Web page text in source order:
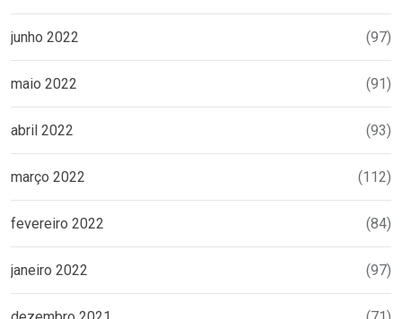
junho 2022 (97)
maio 2022 (91)
abril 2022 (93)
março 2022 (112)
fevereiro 2022 (84)
janeiro 2022 (97)